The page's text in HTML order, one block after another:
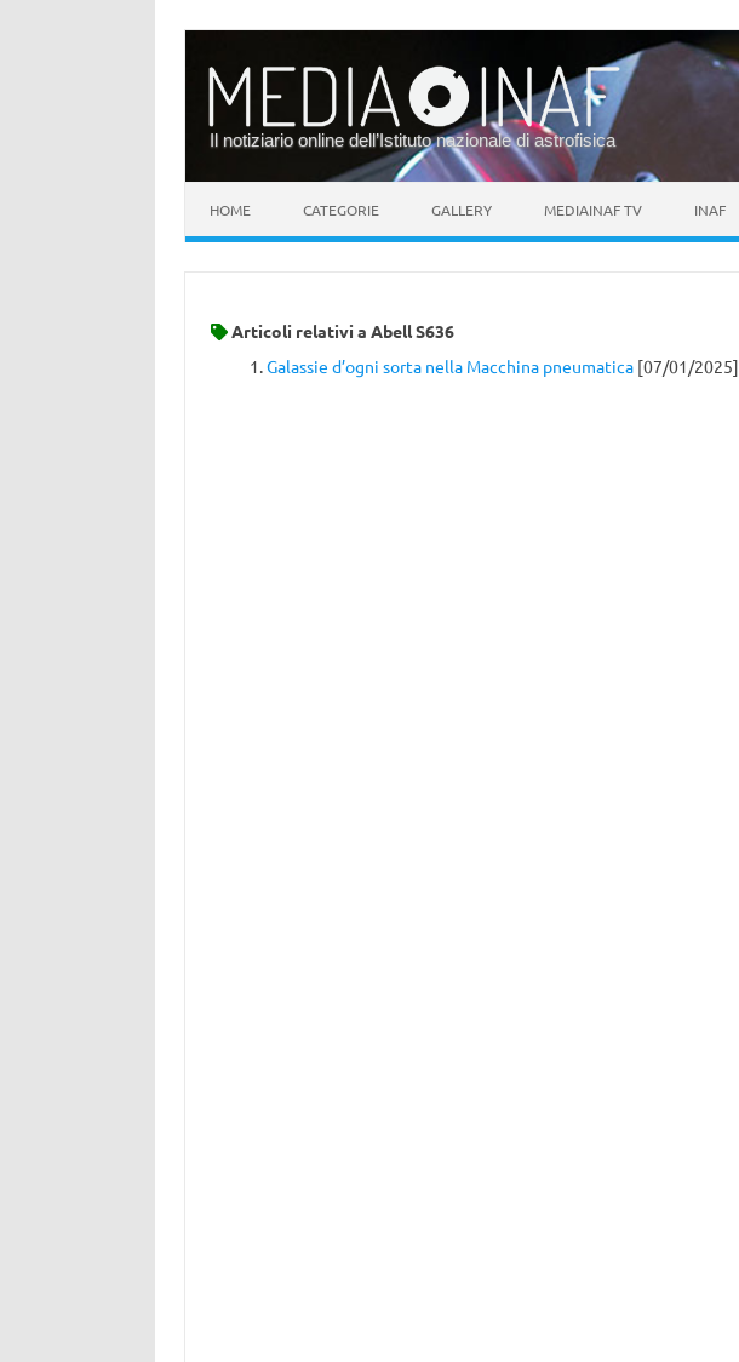
Il notiziario online dell’Istituto nazionale di astrofisica
HOME CATEGORIE GALLERY MEDIAINAF TV INAF
Articoli relativi a Abell S636
Galassie d’ogni sorta nella Macchina pneumatica[07/01/2025]